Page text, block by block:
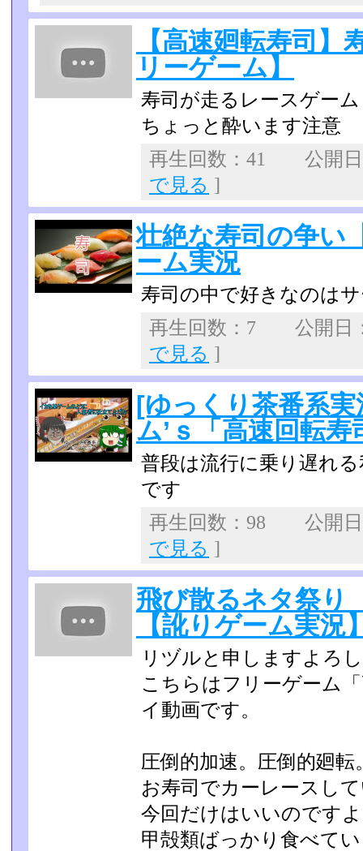
【高速廻転寿司
リーゲーム】
寿司が走るレースゲーム
ちょっと酔います注意
再生回数：41 公開
で見る ]
壮絶な寿司の争い
ーム実況
寿司の中で好きなのは
再生回数：7 公開
で見る ]
[ゆっくり茶番系
ム’ｓ「高速回転寿
普段は流行に乗り遅れ
です
再生回数：98 公開
で見る ]
飛び散るネタ祭り
【訛りゲーム実況
リヅルと申しますよろ
こちらはフリーゲーム
イ動画です。
圧倒的加速。圧倒的廻転
お寿司でカーレースし
今回だけはいいのです
甲殻類ばっかり食べて